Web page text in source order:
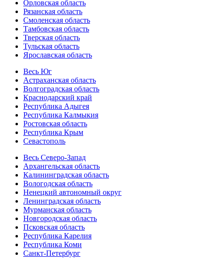
Орловская область
Рязанская область
Смоленская область
Тамбовская область
Тверская область
Тульская область
Ярославская область
Весь Юг
Астраханская область
Волгоградская область
Краснодарский край
Республика Адыгея
Республика Калмыкия
Ростовская область
Республика Крым
Севастополь
Весь Северо-Запад
Архангельская область
Калининградская область
Вологодская область
Ненецкий автономный округ
Ленинградская область
Мурманская область
Новгородская область
Псковская область
Республика Карелия
Республика Коми
Санкт-Петербург